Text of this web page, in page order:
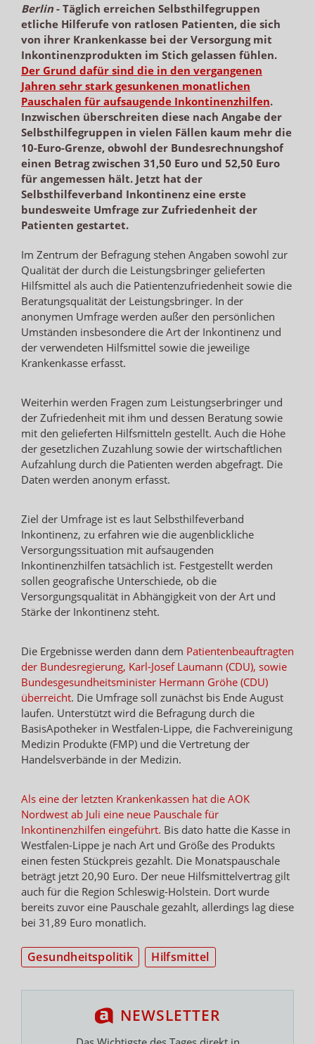
Berlin- Täglich erreichen Selbsthilfegruppen
etliche Hilferufe von ratlosen Patienten, die sich
von ihrer Krankenkasse bei der Versorgung mit
Inkontinenzprodukten im Stich gelassen fühlen.
Der Grund dafür sind die in den vergangenen
Jahren sehr stark gesunkenen monatlichen
Pauschalen für aufsaugende Inkontinenzhilfen.
Inzwischen überschreiten diese nach Angabe der
Selbsthilfegruppen in vielen Fällen kaum mehr die
10-Euro-Grenze, obwohl der Bundesrechnungshof
einen Betrag zwischen 31,50 Euro und 52,50 Euro
für angemessen hält. Jetzt hat der
Selbsthilfeverband Inkontinenz eine erste
bundesweite Umfrage zur Zufriedenheit der
Patienten gestartet.
Im Zentrum der Befragung stehen Angaben sowohl zur
Qualität der durch die Leistungsbringer gelieferten
Hilfsmittel als auch die Patientenzufriedenheit sowie die
Beratungsqualität der Leistungsbringer. In der
anonymen Umfrage werden außer den persönlichen
Umständen insbesondere die Art der Inkontinenz und
der verwendeten Hilfsmittel sowie die jeweilige
Krankenkasse erfasst.
Weiterhin werden Fragen zum Leistungserbringer und
der Zufriedenheit mit ihm und dessen Beratung sowie
mit den gelieferten Hilfsmitteln gestellt. Auch die Höhe
der gesetzlichen Zuzahlung sowie der wirtschaftlichen
Aufzahlung durch die Patienten werden abgefragt. Die
Daten werden anonym erfasst.
Ziel der Umfrage ist es laut Selbsthilfeverband
Inkontinenz, zu erfahren wie die augenblickliche
Versorgungssituation mit aufsaugenden
Inkontinenzhilfen tatsächlich ist. Festgestellt werden
sollen geografische Unterschiede, ob die
Versorgungsqualität in Abhängigkeit von der Art und
Stärke der Inkontinenz steht.
Die Ergebnisse werden dann dem Patientenbeauftragten
der Bundesregierung, Karl-Josef Laumann (CDU), sowie
Bundesgesundheitsminister Hermann Gröhe (CDU)
überreicht. Die Umfrage soll zunächst bis Ende August
laufen. Unterstützt wird die Befragung durch die
BasisApotheker in Westfalen-Lippe, die Fachvereinigung
Medizin Produkte (FMP) und die Vertretung der
Handelsverbände in der Medizin.
Als eine der letzten Krankenkassen hat die AOK
Nordwest ab Juli eine neue Pauschale für
Inkontinenzhilfen eingeführt. Bis dato hatte die Kasse in
Westfalen-Lippe je nach Art und Größe des Produkts
einen festen Stückpreis gezahlt. Die Monatspauschale
beträgt jetzt 20,90 Euro. Der neue Hilfsmittelvertrag gilt
auch für die Region Schleswig-Holstein. Dort wurde
bereits zuvor eine Pauschale gezahlt, allerdings lag diese
bei 31,89 Euro monatlich.
Gesundheitspolitik Hilfsmittel
NEWSLETTER